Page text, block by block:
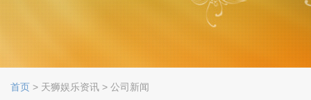
首页 > 天狮娱乐资讯 > 公司新闻